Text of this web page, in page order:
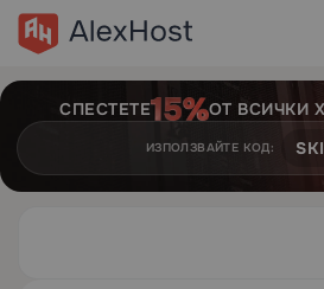
СПЕСТЕТЕ ОТ ВСИЧКИ
ИЗПОЛЗВАЙТЕ КОД: